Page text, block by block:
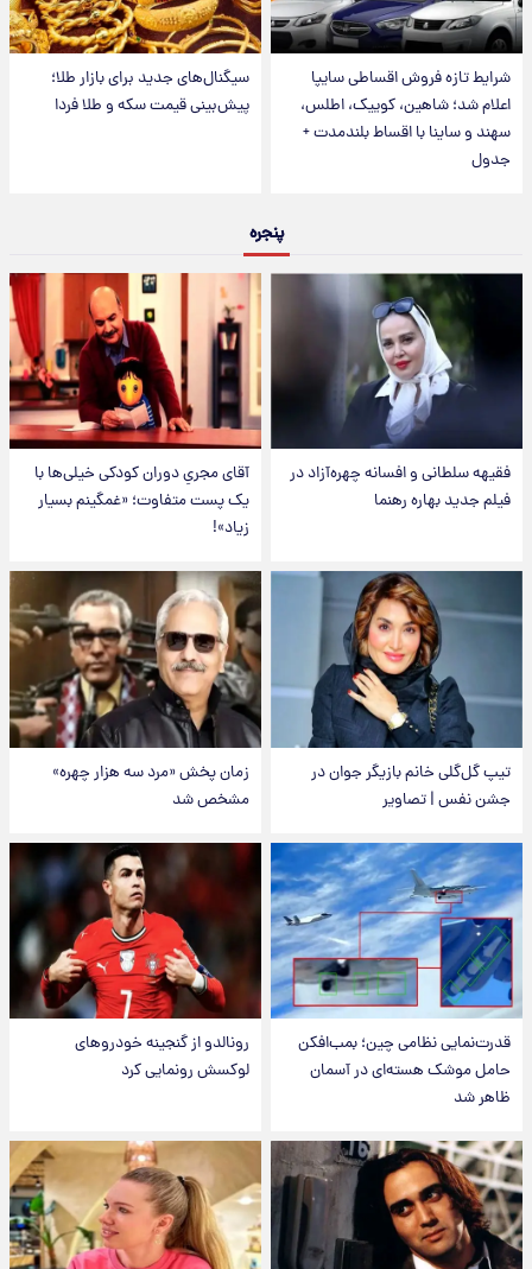
شرایط تازه فروش اقساطی سایپا
اعلام شد؛ شاهین، کوییک، اطلس،
سهند و ساینا با اقساط بلندمدت +
جدول
سیگنال‌های جدید برای بازار طلا؛
پیش‌بینی قیمت سکه و طلا فردا
پنجره
فقیهه سلطانی و افسانه چهره‌آزاد در
فیلم جدید بهاره رهنما
آقای مجریِ دوران کودکی خیلی‌ها با
یک پست متفاوت؛ «غمگینم بسیار
زیاد»!
تیپ گل‌گلی خانم بازیگر جوان در
جشن نفس | تصاویر
زمان پخش «مرد سه هزار چهره»
مشخص شد
قدرت‌نمایی نظامی چین؛ بمب‌افکن
حامل موشک هسته‌ای در آسمان
ظاهر شد
رونالدو از گنجینه خودروهای
لوکسش رونمایی کرد